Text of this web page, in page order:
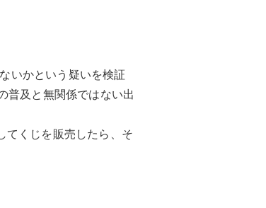
いかという疑いを検証
普及と無関係ではない出
てくじを販売したら、そ